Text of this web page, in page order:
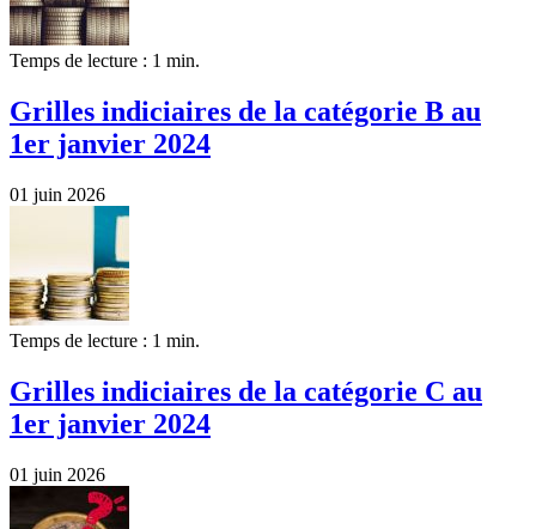
Temps de lecture : 1 min.
Grilles indiciaires de la catégorie B au
1er janvier 2024
01 juin 2026
Temps de lecture : 1 min.
Grilles indiciaires de la catégorie C au
1er janvier 2024
01 juin 2026